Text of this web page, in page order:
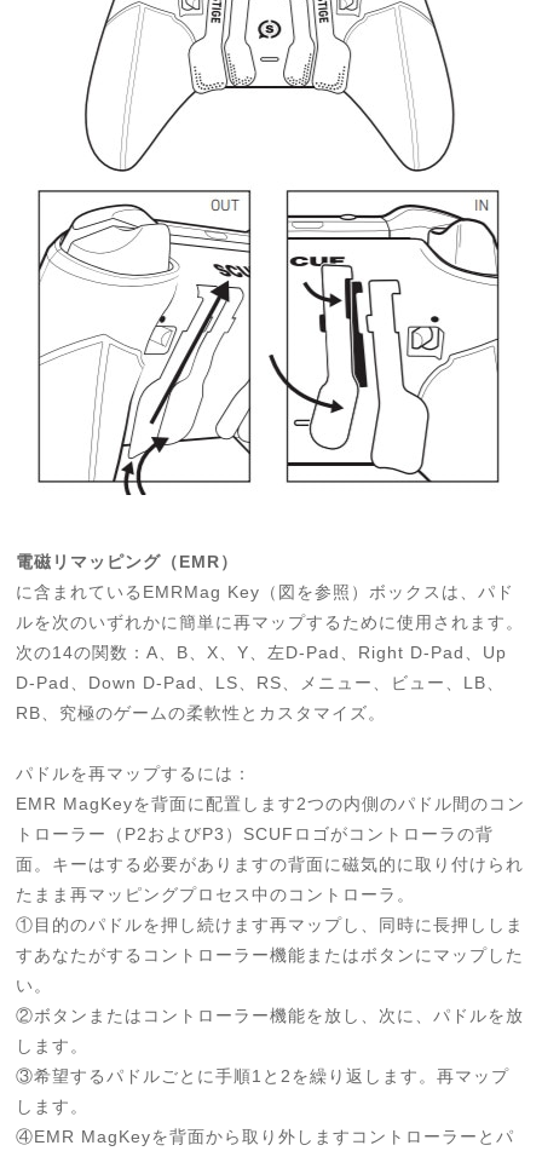
電磁リマッピング（EMR）
に含まれているEMRMag Key（図を参照）ボックスは、パド
ルを次のいずれかに簡単に再マップするために使用されます。
次の14の関数：A、B、X、Y、左D-Pad、Right D-Pad、Up
D-Pad、Down D-Pad、LS、RS、メニュー、ビュー、LB、
RB、究極のゲームの柔軟性とカスタマイズ。
パドルを再マップするには：
EMR MagKeyを背面に配置します2つの内側のパドル間のコン
トローラー（P2およびP3）SCUFロゴがコントローラの背
面。キーはする必要がありますの背面に磁気的に取り付けられ
たまま再マッピングプロセス中のコントローラ。
①目的のパドルを押し続けます再マップし、同時に長押ししま
すあなたがするコントローラー機能またはボタンにマップした
い。
②ボタンまたはコントローラー機能を放し、次に、パドルを放
します。
③希望するパドルごとに手順1と2を繰り返します。再マップ
します。
④EMR MagKeyを背面から取り外しますコントローラーとパ